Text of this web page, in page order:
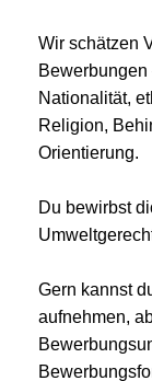
Wir schätzen
Nationalität,
Religion,
Orientierung.
Du bewirbst
Gern kannst
aufnehmen,